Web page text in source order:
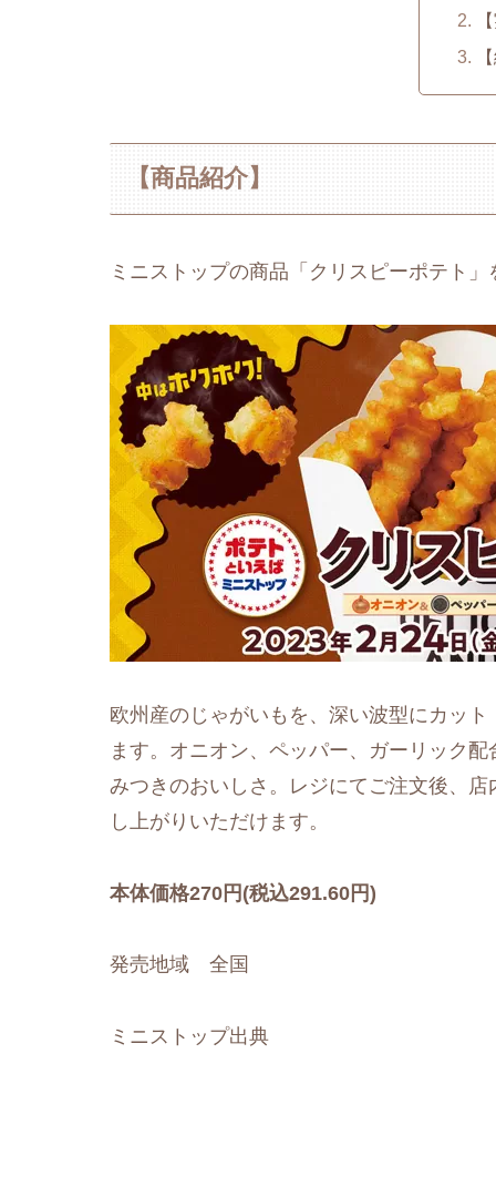
【商品紹介】
ミニストップの商品「クリスピーポテト
欧州産のじゃがいもを、深い波型にカッ
ます。オニオン、ペッパー、ガーリック
みつきのおいしさ。レジにてご注文後、
し上がりいただけます。
本体価格270円(税込291.60円)
発売地域 全国
ミニストップ出典